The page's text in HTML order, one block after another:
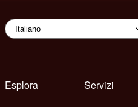
Esplora
Servizi